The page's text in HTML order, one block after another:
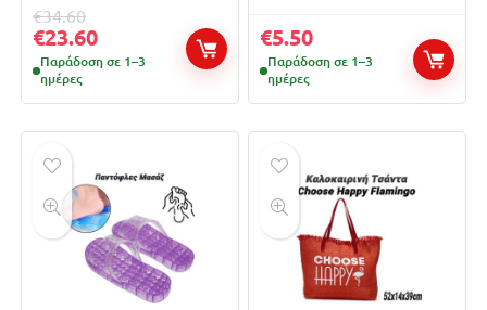
€34.60
€23.60
Παράδοση σε 1–3
ημέρες
€5.50
Παράδοση σε 1–3
ημέρες